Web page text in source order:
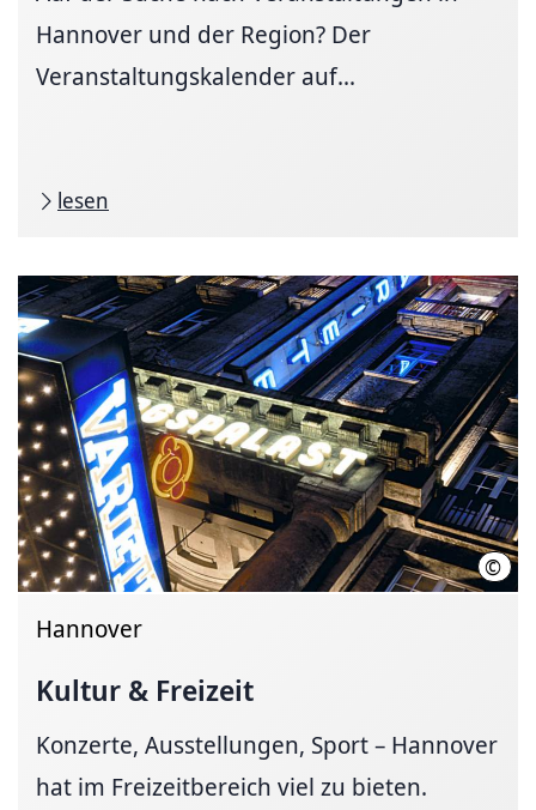
Hannover und der Region? Der
Veranstaltungskalender auf...
lesen
©
Hannover
Kultur & Freizeit
Konzerte, Ausstellungen, Sport – Hannover
hat im Freizeitbereich viel zu bieten.